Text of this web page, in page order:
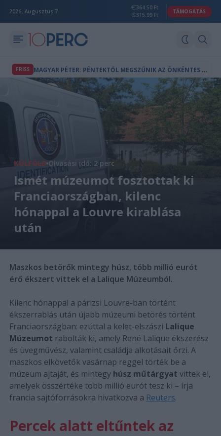
2026. Augusztus 7.
364.50 Ft
315.99 Ft
TÁMOGATÁS
FRISS M
AGYAR PÉTER: PÉNTEKTŐL MEGSZŰNIK AZ ÖNKÉNTES FOGYASZTÁSCSÖKKENTÉS, FELOLDJÁK AZ ENERGIAKORLÁTOZÁSOKAT
KÜLFÖLD Olvasási idő: 2 perc
Ismét múzeumot fosztottak ki
Franciaországban, kilenc
hónappal a Louvre kirablása
után
Maszkos betörők mintegy húsz, több millió eurót
érő ékszert vittek el a Lalique Múzeumból.
Kilenc hónappal a párizsi Louvre-ban történt
ékszerrablás után újabb múzeumi betörés történt
Franciaországban: ezúttal a kelet-elszászi Lalique
Múzeumot rabolták ki, amely René Lalique ékszerész
és üvegművész, valamint családja alkotásait őrzi. A
maszkos elkövetők vasárnap reggel törték be a
múzeum ajtaját, és mintegy húsz műtárgyat vittek el,
amelyek összértéke több millió eurót tesz ki – írja
francia sajtóforrásokra hivatkozva a Reuters.
Percek alatt eltűntek az